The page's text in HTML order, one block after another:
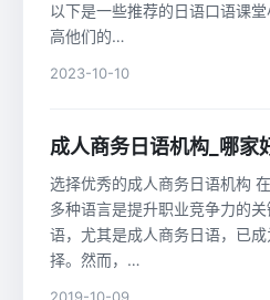
以下是一些推荐的日语口语课
高他们的…
2023-10-10
成人商务日语机构_哪家
选择优秀的成人商务日语机构
多种语言是提升职业竞争力的
语，尤其是成人商务日语，已
择。然而，…